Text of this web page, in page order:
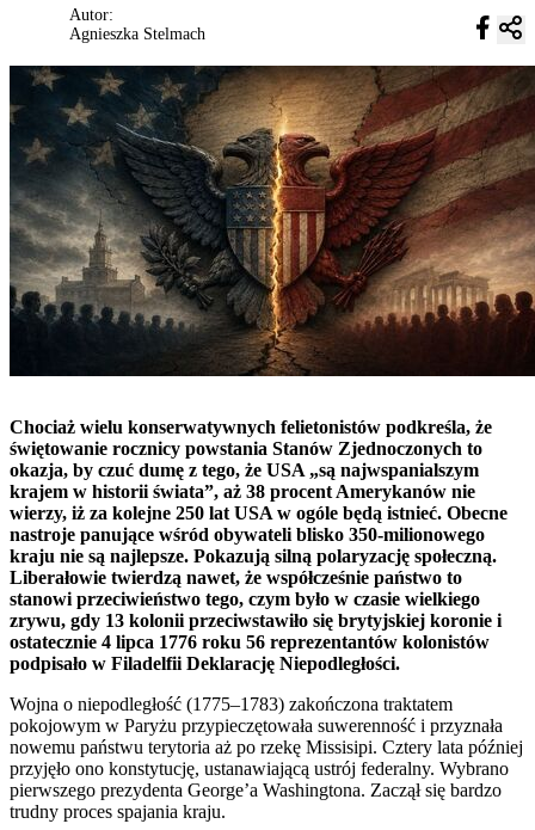
Autor:
Agnieszka Stelmach
Chociaż wielu konserwatywnych felietonistów podkreśla, że
świętowanie rocznicy powstania Stanów Zjednoczonych to
okazja, by czuć dumę z tego, że USA „są najwspanialszym
krajem w historii świata”, aż 38 procent Amerykanów nie
wierzy, iż za kolejne 250 lat USA w ogóle będą istnieć. Obecne
nastroje panujące wśród obywateli blisko 350-milionowego
kraju nie są najlepsze. Pokazują silną polaryzację społeczną.
Liberałowie twierdzą nawet, że współcześnie państwo to
stanowi przeciwieństwo tego, czym było w czasie wielkiego
zrywu, gdy 13 kolonii przeciwstawiło się brytyjskiej koronie i
ostatecznie 4 lipca 1776 roku 56 reprezentantów kolonistów
podpisało w Filadelfii Deklarację Niepodległości.
Wojna o niepodległość (1775–1783) zakończona traktatem
pokojowym w Paryżu przypieczętowała suwerenność i przyznała
nowemu państwu terytoria aż po rzekę Missisipi. Cztery lata później
przyjęło ono konstytucję, ustanawiającą ustrój federalny. Wybrano
pierwszego prezydenta George’a Washingtona. Zaczął się bardzo
trudny proces spajania kraju.